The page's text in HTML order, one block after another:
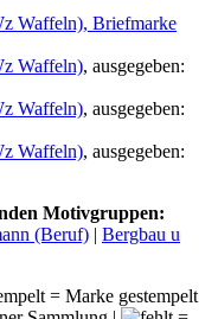
Waffeln), Briefmarke
Waffeln), ausgegeben:
Waffeln), ausgegeben:
Waffeln), ausgegeben:
Motivgruppen:
(Beruf) | Bergbau u
= Marke gestempelt